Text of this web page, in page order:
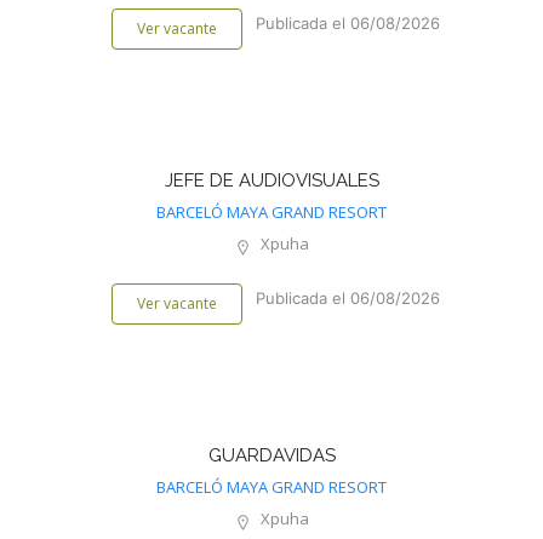
Ver vacante Publicada el 06/08/2026
JEFE DE AUDIOVISUALES
BARCELÓ MAYA GRAND RESORT
Xpuha
Ver vacante Publicada el 06/08/2026
GUARDAVIDAS
BARCELÓ MAYA GRAND RESORT
Xpuha